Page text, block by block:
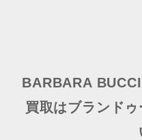
BARBARA
買取はブランド